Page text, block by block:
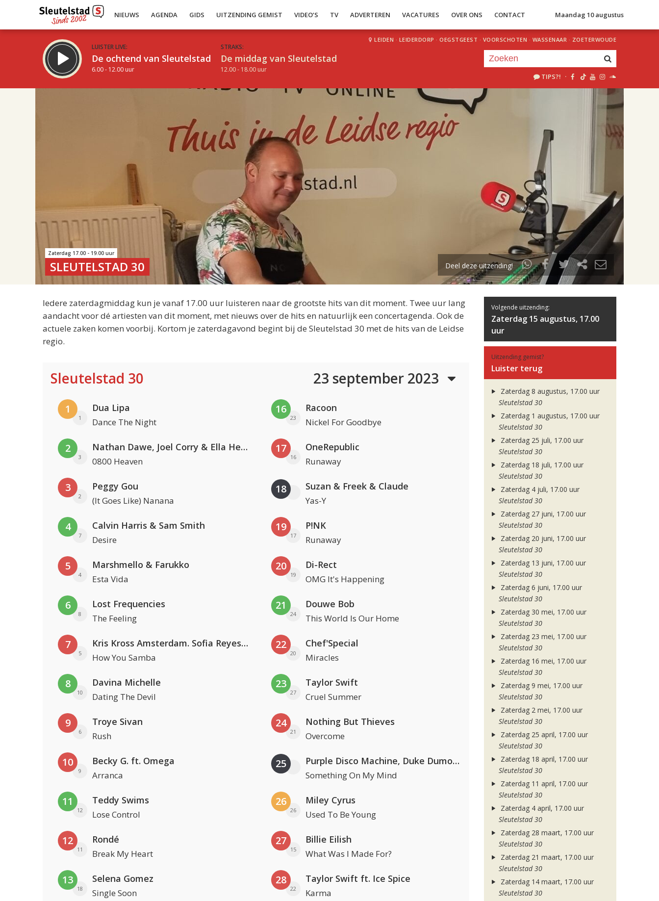
NIEUWS AGENDA GIDS UITZENDING GEMIST VIDEO’S TV ADVERTEREN VACATURES OVER ONS CONTACT Maandag 10 augustus
LUISTER LIVE:
De ochtend van Sleutelstad
6.00 - 12.00 uur
STRAKS:
De middag van Sleutelstad
12.00 - 18.00 uur
LEIDEN · LEIDERDORP · OEGSTGEEST · VOORSCHOTEN · WASSENAAR · ZOETERWOUDE
TIPS?! ·
uur 1 van 2
Volgend uur
Zaterdag 17.00 - 19.00 uur
SLEUTELSTAD 30 Deel deze uitzending!
Iedere zaterdagmiddag kun je vanaf 17.00 uur luisteren naar de grootste hits van dit moment. Twee uur lang
aandacht voor dé artiesten van dit moment, met nieuws over de hits en natuurlijk een concertagenda. Ook de
actuele zaken komen voorbij. Kortom je zaterdagavond begint bij de Sleutelstad 30 met de hits van de Leidse
regio.
Sleutelstad 30 23 september 2023
1
1
Dua Lipa
Dance The Night
2
3
Nathan Dawe, Joel Corry & Ella Henderson
0800 Heaven
3
2
Peggy Gou
(It Goes Like) Nanana
4
7
Calvin Harris & Sam Smith
Desire
5
4
Marshmello & Farukko
Esta Vida
6
8
Lost Frequencies
The Feeling
7
5
Kris Kross Amsterdam. Sofia Reyes & Tinie Tempah
How You Samba
8
10
Davina Michelle
Dating The Devil
9
6
Troye Sivan
Rush
10
9
Becky G. ft. Omega
Arranca
11
12
Teddy Swims
Lose Control
12
11
Rondé
Break My Heart
13
18
Selena Gomez
Single Soon
16
23
Racoon
Nickel For Goodbye
17
16
OneRepublic
Runaway
18 Suzan & Freek & Claude
Yas-Y
19
17
P!NK
Runaway
20
19
Di-Rect
OMG It's Happening
21
24
Douwe Bob
This World Is Our Home
22
20
Chef'Special
Miracles
23
27
Taylor Swift
Cruel Summer
24
21
Nothing But Thieves
Overcome
25 Purple Disco Machine, Duke Dumont & Nothing But Thieves
Something On My Mind
26
26
Miley Cyrus
Used To Be Young
27
15
Billie Eilish
What Was I Made For?
28
22
Taylor Swift ft. Ice Spice
Karma
Volgende uitzending:
Zaterdag 15 augustus, 17.00
uur
Uitzending gemist?
Luister terug
Zaterdag 8 augustus, 17.00 uur
Sleutelstad 30
Zaterdag 1 augustus, 17.00 uur
Sleutelstad 30
Zaterdag 25 juli, 17.00 uur
Sleutelstad 30
Zaterdag 18 juli, 17.00 uur
Sleutelstad 30
Zaterdag 4 juli, 17.00 uur
Sleutelstad 30
Zaterdag 27 juni, 17.00 uur
Sleutelstad 30
Zaterdag 20 juni, 17.00 uur
Sleutelstad 30
Zaterdag 13 juni, 17.00 uur
Sleutelstad 30
Zaterdag 6 juni, 17.00 uur
Sleutelstad 30
Zaterdag 30 mei, 17.00 uur
Sleutelstad 30
Zaterdag 23 mei, 17.00 uur
Sleutelstad 30
Zaterdag 16 mei, 17.00 uur
Sleutelstad 30
Zaterdag 9 mei, 17.00 uur
Sleutelstad 30
Zaterdag 2 mei, 17.00 uur
Sleutelstad 30
Zaterdag 25 april, 17.00 uur
Sleutelstad 30
Zaterdag 18 april, 17.00 uur
Sleutelstad 30
Zaterdag 11 april, 17.00 uur
Sleutelstad 30
Zaterdag 4 april, 17.00 uur
Sleutelstad 30
Zaterdag 28 maart, 17.00 uur
Sleutelstad 30
Zaterdag 21 maart, 17.00 uur
Sleutelstad 30
Zaterdag 14 maart, 17.00 uur
Sleutelstad 30